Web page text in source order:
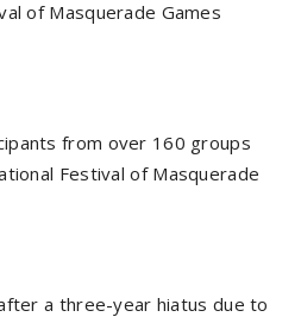
of Masquerade Games
from over 160 groups
Festival of Masquerade
a three-year hiatus due to